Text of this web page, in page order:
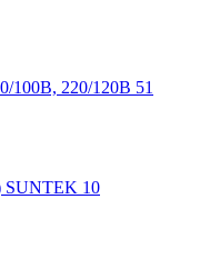
100В, 220/120В 51
SUNTEK 10